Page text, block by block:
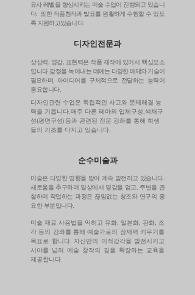
묘사 레벨을 향상시키는 미술 수업이 진행되고 있습니
다. 또한 작품창작과 발표를 원활하게 수행할 수 있도
록 지원하고있습니다.
디자인전문과
상상력, 영감, 표현력은 작품 제작에 있어서 핵심요소
입니다.감정을 녹여내는 데에는 다양한 매체와 기술이
필요하며, 아이디어를 구체적으로 전달하는 능력이
중요합니다.
디자인관련 수업은 독립적인 사고와 문제해결 능
력을 기릅니다.매주 다른 테마의 입체구성,색채구
성(평면구성) 등과 관련된 전문 강좌를 통해 학생
들의 기초를 다지고 있습니다.
​순수미술과
미술은 다양한 영향을 받아 계속 발전하고 있습니다.
새로움을 추구하며 일상에서 영감을 얻고, 주변을 관
찰하며 작업하는 과정은 끊임없는 창조와 연구의 중
요한 부분입니다.
미술 재료 사용법을 익히고 유화, 일본화, 판화, 조
각 등의 강좌를 통해 예술가로의 잠재력 키우기를
목표로 합니다. 자신만의 미적감각을 발전시키고
시야를 넓혀 예술 창작의 길을 확장하는 교육을
제공합니다.